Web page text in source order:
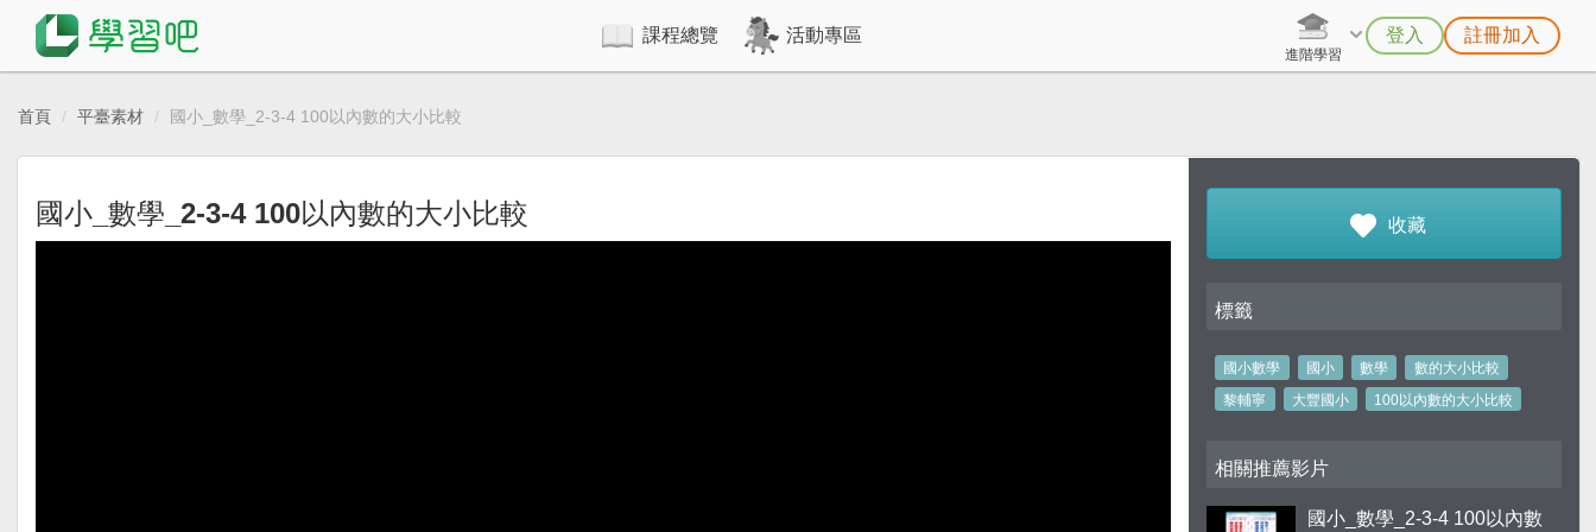
課程總覽 活動專區
進階學習
登入 註冊加入
首頁 平臺素材 國小_數學_2-3-4 100以內數的大小比較
國小_數學_2-3-4 100以內數的大小比較 收藏
標籤
國小數學 國小 數學
數的大小比較
黎輔寧
大豐國小 100以內數的大小比較
相關推薦影片
國小_數學_2-3-4 100以內數